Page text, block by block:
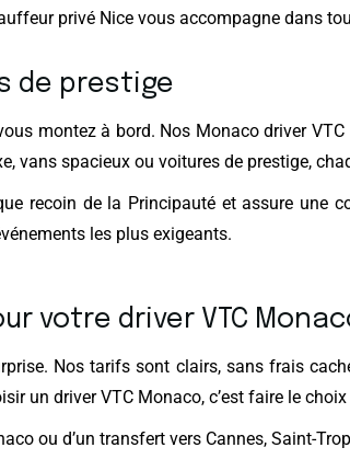
privé Nice vous accompagne dans
de prestige
montez à bord. Nos Monaco driver
vans spacieux ou voitures de prestige,
recoin de la Principauté et assure une
les plus exigeants.
votre driver VTC
Nos tarifs sont clairs, sans frais
un driver VTC Monaco, c’est faire le
ou d’un transfert vers Cannes, Saint-